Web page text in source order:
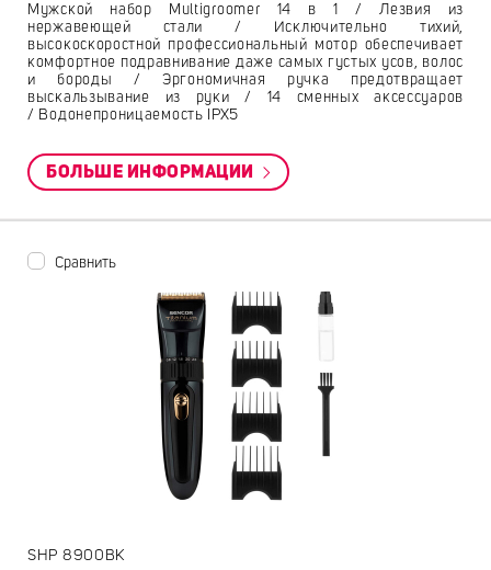
Мужской набор Multigroomer 14 в 1 / Лезвия из
нержавеющей стали / Исключительно тихий,
высокоскоростной профессиональный мотор обеспечивает
комфортное подравнивание даже самых густых усов, волос
и бороды / Эргономичная ручка предотвращает
выскальзывание из руки / 14 сменных аксессуаров
/ Водонепроницаемость IPX5
БОЛЬШЕ ИНФОРМАЦИИ
Сравнить
SHP 8900BK